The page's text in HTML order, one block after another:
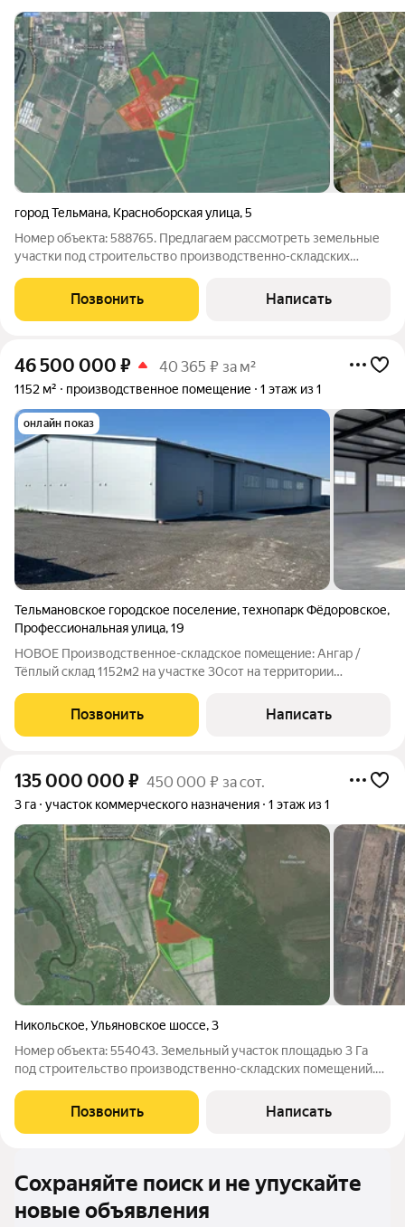
город Тельмана, Красноборская улица,5
Номер объекта: 588765. Предлагаем рассмотреть земельные
участки под строительство производственно-складских
площадь парка составляет 198 Га Категория земель: Земли
промышленностиКласс опасности: для
Позвонить Написать
46 500 000 ₽ 40 365 ₽ за м²
1152 м² производственное помещение 1 этаж из 1
онлайн показ
Тельмановское городское поселение,технопарк Фёдоровское,
Профессиональная улица,19
НОВОЕ Производственное-cкладcкое помeщeние: Ангар /
Тёплый склад 1152м2 на учaстке 30coт на территории
oбл., Tоснeнский p-н., дep. Федopовскoе, ул. Современная 13
(30км от CПб и 10км от
Позвонить Написать
135 000 000 ₽ 450 000 ₽ за сот.
3 га участок коммерческого назначения 1 этаж из 1
Никольское,Ульяновское шоссе,3
Номер объекта: 554043. Земельный участок площадью 3 Га
под строительство производственно-складских помещений.
составляет 43 Га Категория земель: Земли населённых
пунктов, для размещения объектов
Позвонить Написать
Сохраняйте поиск и не упускайте
новые объявления